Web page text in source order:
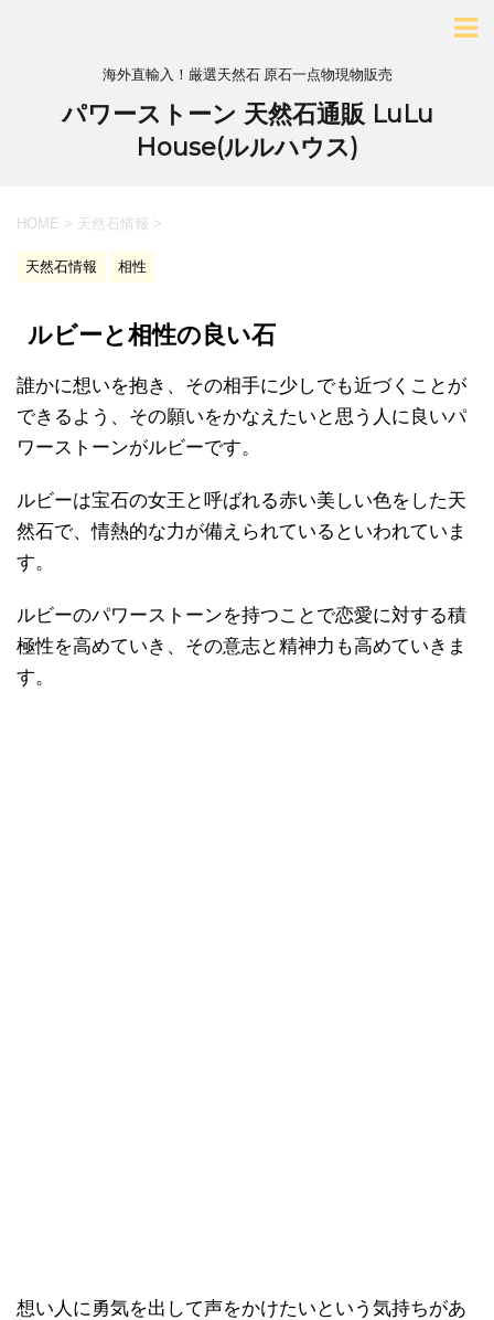
海外直輸入！厳選天然石 原石一点物現物販売
パワーストーン 天然石通販 LuLu
House(ルルハウス)
HOME > 天然石情報 >
天然石情報 相性
ルビーと相性の良い石
誰かに想いを抱き、その相手に少しでも近づくことが
できるよう、その願いをかなえたいと思う人に良いパ
ワーストーンがルビーです。
ルビーは宝石の女王と呼ばれる赤い美しい色をした天
然石で、情熱的な力が備えられているといわれていま
す。
ルビーのパワーストーンを持つことで恋愛に対する積
極性を高めていき、その意志と精神力も高めていきま
す。
想い人に勇気を出して声をかけたいという気持ちがあ